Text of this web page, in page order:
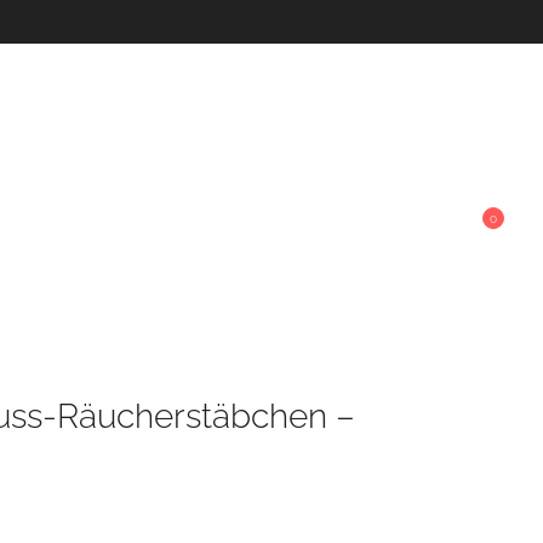
0
Räucherstäbchen –